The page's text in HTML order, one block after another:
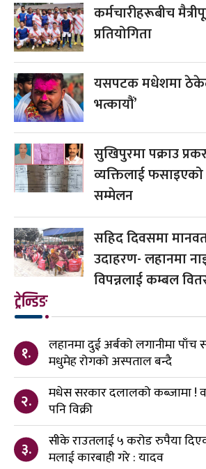
कर्मचारीहरूबीच
प्रतियोगिता
यसपटक मधेशमा
भत्कायौं’
सुखिपुरमा पक्राउ
व्यक्तिलाई फसाइएको
सम्मेलन
सहिद दिवसमा
उदाहरण- लहानमा
विपन्नलाई कम्बल
ट्रेन्डिङ
१.
लहानमा दुई अर्बको लगानीमा
मधुमेह रोगको अस्पताल बन्दै
२.
मधेस सरकार दलालको कब्जामा !
पनि विक्री
३.
सीके राउतलाई ५ करोड रुपैया
मलाई कारबाही गरे : यादव